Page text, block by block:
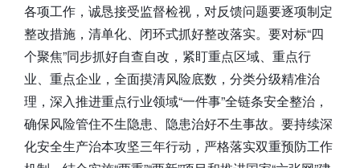
各项工作，诚恳接受监督检视，对反馈问题要逐项制定
整改措施，清单化、闭环式抓好整改落实。要对标“四
个聚焦”同步抓好自查自改，紧盯重点区域、重点行
业、重点企业，全面摸清风险底数，分类分级精准治
理，深入推进重点行业领域“一件事”全链条安全整治，
确保风险管住不生隐患、隐患治好不生事故。要持续深
化安全生产治本攻坚三年行动，严格落实双重预防工作